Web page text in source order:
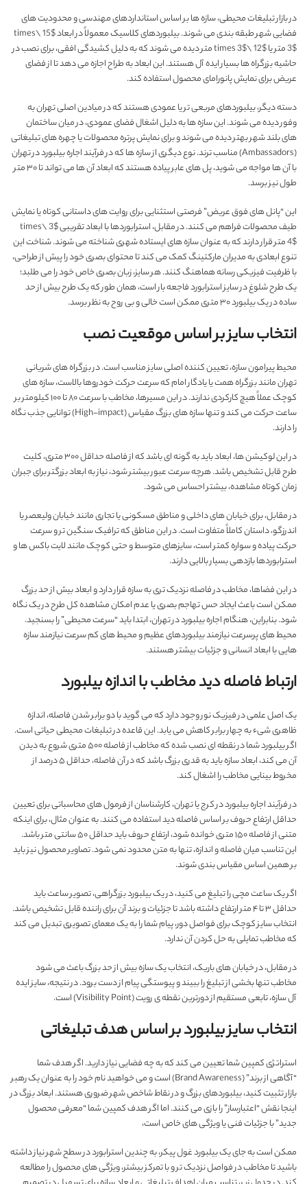
در بازار تبلیغات محیطی، سازه ها بر اساس استانداردهای مهندسی و محدودیت های
فضایی شهر طبقه بندی می شوند. بیلبوردهای کلاسیک معمولاً در ابعاد $15 \times
3$ متر یا $12 \times 3$ متر دیده می شوند که به دلیل کشیدگی افقی، برای نصب در
حاشیه بزرگراه ها بسیار ایده آل هستند. این ابعاد به طراح اجازه می دهد تا از فضای
عریض برای نمایش پانورامای محصول استفاده کند.
دسته دیگر، بیلبوردهای مربعی تر یا عمودی هستند که در میادین اصلی تهران به
وفور دیده می شوند. این سازه ها به دلیل اشغال فضای عمودی، در میان ساختمان
های بلند شهر بهتر دیده می شوند و برای نمایش پرتره محصولات یا چهره های تبلیغاتی
(Ambassadors) مناسب ترند. نوع دیگری از سازه ها که در فرآیند اجاره بیلبورد در تهران
با آن ها مواجه می شوید، پل های عابر پیاده هستند که ابعاد آن ها می تواند تا ۳۰ متر
طول نیز برسد.
این “پانل های فوق عریض” فرصتی استثنایی برای روایت های داستانی کوتاه یا نمایش
طیف محصولات فراهم می کنند. در مقابل، استرابوردها با ابعاد تقریبی $3 \times
4$ متر قرار دارند که به عنوان سازه های ایستاده شهری شناخته می شوند. شناخت این
تنوع ابعادی به مدیران مارکتینگ کمک می کند تا محتوای بصری خود را پیش از طراحی،
با ظرفیت فیزیکی رسانه هماهنگ کنند. هر سایز، زبان بصری خاص خود را می طلبد؛
یک طرح شلوغ در سایز استرابورد فاجعه بار است، همان طور که یک طرح بیش از حد
ساده در یک بیلبورد ۳۰ متری ممکن است خالی و بی روح به نظر برسد.
انتخاب سایز بر اساس موقعیت نصب
محیط پیرامون سازه، تعیین کننده اصلی سایز مناسب است. در بزرگراه های شریانی
تهران مانند بزرگراه همت یا یادگار امام که سرعت حرکت خودروها بالاست، سازه های
کوچک عملاً هیچ کارکردی ندارند. در این مسیرها، مخاطب با سرعت ۸۰ تا ۱۰۰ کیلومتر بر
ساعت حرکت می کند و تنها سازه های بزرگ مقیاس (High-impact) توانایی جذب نگاه
را دارند.
در این لوکیشن ها، ابعاد باید به گونه ای باشد که از فاصله حداقل ۳۰۰ متری، کلیت
طرح قابل تشخیص باشد. هرچه سرعت عبور بیشتر شود، نیاز به ابعاد بزرگتر برای جبران
زمان کوتاه مشاهده، بیشتر احساس می شود.
در مقابل، برای خیابان های داخلی و مناطق مسکونی یا تجاری مانند خیابان ولیعصر یا
اندرزگو، داستان کاملاً متفاوت است. در این مناطق که ترافیک سنگین تر و سرعت
حرکت پیاده و سواره کمتر است، سایزهای متوسط و حتی کوچک مانند لایت باکس ها و
استرابوردها بازدهی بسیار بالایی دارند.
در این فضاها، مخاطب در فاصله نزدیک تری به سازه قرار دارد و ابعاد بیش از حد بزرگ
ممکن است باعث ایجاد حس تهاجم بصری یا عدم امکان مشاهده کل طرح در یک نگاه
شود. بنابراین، هنگام اجاره بیلبورد در تهران، ابتدا باید “سرعت محیطی” را بسنجید.
محیط های پرسرعت نیازمند بیلبوردهای عظیم و محیط های کم سرعت نیازمند سازه
هایی با ابعاد انسانی و جزئیات بیشتر هستند.
ارتباط فاصله دید مخاطب با اندازه بیلبورد
یک اصل علمی در فیزیک نور وجود دارد که می گوید با دو برابر شدن فاصله، اندازه
ظاهری شیء به چهار برابر کاهش می یابد. این قاعده در تبلیغات محیطی حیاتی است.
اگر بیلبورد شما در نقطه ای نصب شده که مخاطب از فاصله ۵۰۰ متری شروع به دیدن
آن می کند، ابعاد سازه باید به قدری بزرگ باشد که در آن فاصله، حداقل ۵ درصد از
مخروط بینایی مخاطب را اشغال کند.
در فرآیند اجاره بیلبورد در کرج یا تهران، کارشناسان از فرمول های محاسباتی برای تعیین
حداقل ارتفاع حروف بر اساس فاصله دید استفاده می کنند. به عنوان مثال، برای اینکه
متنی از فاصله ۱۵۰ متری خوانده شود، ارتفاع حروف باید حداقل ۵۰ سانتی متر باشد.
این تناسب میان فاصله و اندازه، تنها به متن محدود نمی شود. تصاویر محصول نیز باید
بر همین اساس مقیاس بندی شوند.
اگر یک ساعت مچی را تبلیغ می کنید، در یک بیلبورد بزرگراهی، تصویر ساعت باید
حداقل ۳ تا ۴ متر ارتفاع داشته باشد تا جزئیات و برند آن برای راننده قابل تشخیص باشد.
انتخاب سایز کوچک برای فواصل دور، پیام شما را به یک معمای تصویری تبدیل می کند
که مخاطب تمایلی به حل کردن آن ندارد.
در مقابل، در خیابان های باریک، انتخاب یک سازه بیش از حد بزرگ باعث می شود
مخاطب تنها بخشی از تبلیغ را ببیند و پیوستگی پیام از دست برود. در نتیجه، سایز ایده
آل سازه، تابعی مستقیم از دورترین نقطه ی رویت (Visibility Point) است.
انتخاب سایز بیلبورد بر اساس هدف تبلیغاتی
استراتژی کمپین شما تعیین می کند که به چه فضایی نیاز دارید. اگر هدف شما
“آگاهی از برند” (Brand Awareness) است و می خواهید نام خود را به عنوان یک رهبر
بازار تثبیت کنید، بیلبوردهای بزرگ و در نقاط شاخص شهر ضروری هستند. ابعاد بزرگ در
اینجا نقش “اعتبارساز” را بازی می کنند. اما اگر هدف کمپین شما “معرفی محصول
جدید” با جزئیات فنی یا ویژگی های خاص است،
ممکن است به جای یک بیلبورد غول پیکر، به چندین استرابورد در سطح شهر نیاز داشته
باشید تا مخاطب در فواصل نزدیک تر و با تمرکز بیشتر، ویژگی های محصول را مطالعه